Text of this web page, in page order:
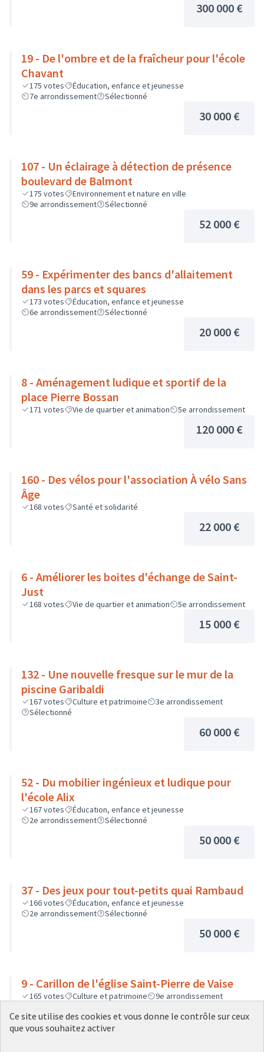
300 000 €
19 - De l'ombre et de la fraîcheur pour l'école
Chavant
175 votes
Éducation, enfance et jeunesse
7e arrondissement
Sélectionné
30 000 €
107 - Un éclairage à détection de présence
boulevard de Balmont
175 votes
Environnement et nature en ville
9e arrondissement
Sélectionné
52 000 €
59 - Expérimenter des bancs d'allaitement
dans les parcs et squares
173 votes
Éducation, enfance et jeunesse
6e arrondissement
Sélectionné
20 000 €
8 - Aménagement ludique et sportif de la
place Pierre Bossan
171 votes Vie de quartier et animation 5e arrondissement
120 000 €
160 - Des vélos pour l'association À vélo Sans
Âge
168 votes Santé et solidarité
22 000 €
6 - Améliorer les boites d'échange de Saint-
Just
168 votes Vie de quartier et animation 5e arrondissement
15 000 €
132 - Une nouvelle fresque sur le mur de la
piscine Garibaldi
167votes Culture et patrimoine
3e arrondissement
Sélectionné
60 000 €
52 - Du mobilier ingénieux et ludique pour
l'école Alix
167votes
Éducation, enfance et jeunesse
2e arrondissement
Sélectionné
50 000 €
37 - Des jeux pour tout-petits quai Rambaud
166votes
Éducation, enfance et jeunesse
2e arrondissement
Sélectionné
50 000 €
9 - Carillon de l'église Saint-Pierre de Vaise
165 votes Culture et patrimoine
9e arrondissement
Ce site utilise des cookies et vous donne le contrôle sur ceux
que vous souhaitez activer